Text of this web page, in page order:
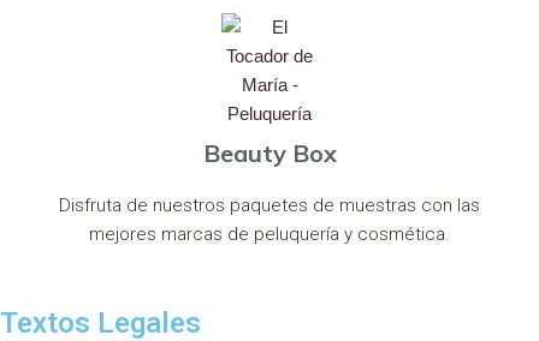
Beauty Box
Disfruta de nuestros paquetes de muestras con las
mejores marcas de peluquería y cosmética.
Textos Legales